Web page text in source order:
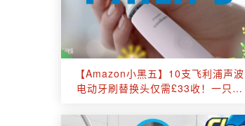
【Amazon小黑五】10支飞利浦声波
电动牙刷替换头仅需£33收！一只刷
备！